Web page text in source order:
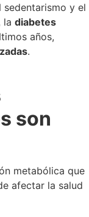
sedentarismo y el
la diabetes
años,
.
son
metabólica que
afectar la salud